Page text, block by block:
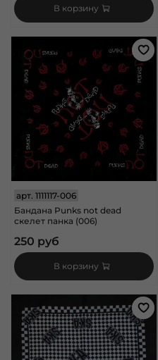
В корзину
арт. 1111117-006
Бандана Punks not dead
скелет панка (006)
250 руб
В корзину